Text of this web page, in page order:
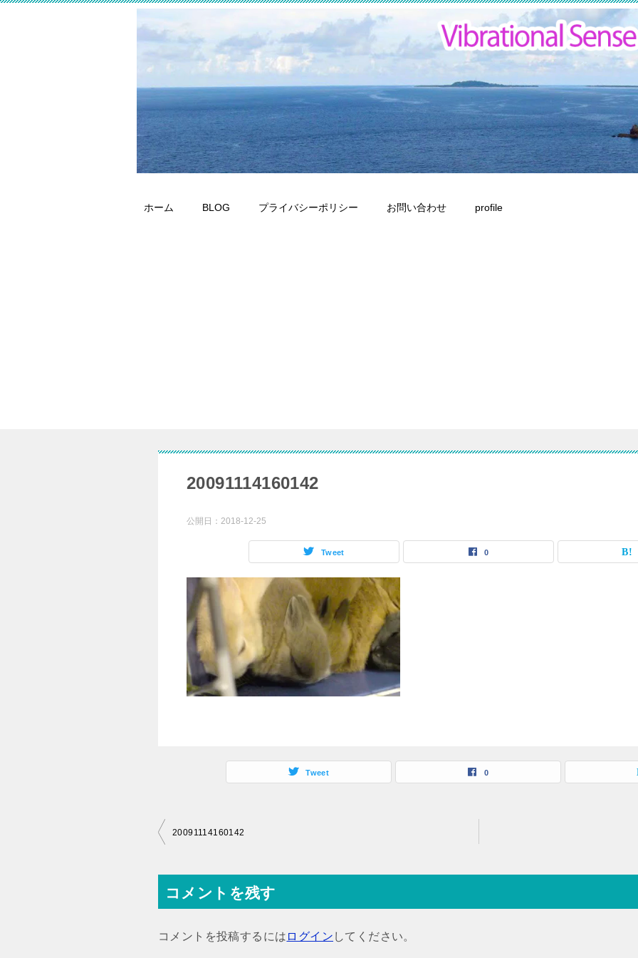
ホーム BLOG プライバシーポリシー お問い合わせ profile
20091114160142
公開日： 2018-12-25
Tweet 0
Tweet 0
投
ナ
ビ
ー
20091114160142
コメントを残す
コメントを投稿するには ログイン してください。